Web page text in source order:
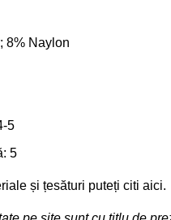
8% Naylon
5
5
și țesături puteți citi aici.